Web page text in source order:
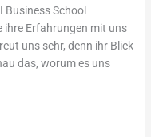
Business School
ihre Erfahrungen mit uns
uns sehr, denn ihr Blick
das, worum es uns